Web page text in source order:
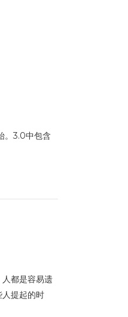
。3.0中包含
都是容易遗
提起的时